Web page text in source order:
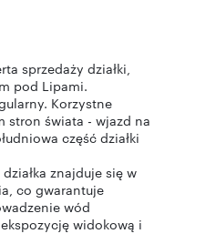
sprzedaży działki,
pod Lipami.
Korzystne
stron świata - wjazd na
część działki
znajduje się w
co gwarantuje
wód
widokową i